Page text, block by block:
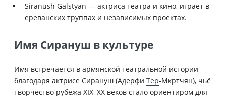
Siranush Galstyan — актриса театра и кино, играет в
ереванских труппах и независимых проектах.
Имя Сирануш в культуре
Имя встречается в армянской театральной истории
благодаря актрисе Сирануш (Адерфи Тер-Мкртчян), чьё
творчество рубежа XIX–XX веков стало ориентиром для